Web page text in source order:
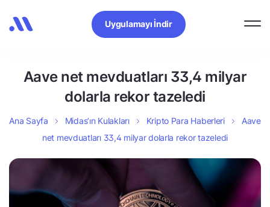
Uygulamayı İndir
Aave net mevduatları 33,4 milyar
dolarla rekor tazeledi
Ana Sayfa Midas’ın Kulakları Kripto Para Haberleri
Aave
net mevduatları 33,4 milyar dolarla rekor tazeledi